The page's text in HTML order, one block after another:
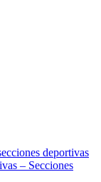
deportivas
– Secciones